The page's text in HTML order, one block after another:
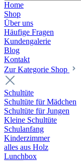
Home
Shop
Über uns
Häufige Fragen
Kundengalerie
Blog
Kontakt
Zur Kategorie Shop
Schultüte
Schultüte für Mädchen
Schultüte für Jungen
Kleine Schultüte
Schulanfang
Kinderzimmer
alles aus Holz
Lunchbox